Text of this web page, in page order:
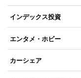
インデックス投資
エンタメ・ホビー
カーシェア